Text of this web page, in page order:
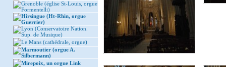
Grenoble (église St-Louis, orgue
Formentelli)
Hirsingue (Ht-Rhin, orgue
Guerrier)
Lyon (Conservatoire Nation.
Sup. de Musique)
Le Mans (cathédrale, orgue)
Marmoutier (orgue A.
Silbermann)
Mirepoix, un orgue Link